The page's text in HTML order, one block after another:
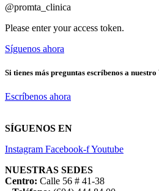
@promta_clinica
Please enter your access token.
Síguenos ahora
Si tienes más preguntas escríbenos a
Escríbenos ahora
SÍGUENOS EN
Instagram Facebook-fYoutube
NUESTRAS SEDES
Centro: Calle 56 # 41-38